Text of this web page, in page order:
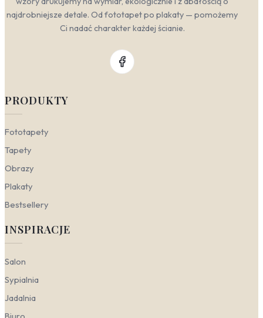
najdrobniejsze detale. Od fototapet po plakaty — pomożemy
Ci nadać charakter każdej ścianie.
PRODUKTY
Fototapety
Tapety
Obrazy
Plakaty
Bestsellery
INSPIRACJE
Salon
Sypialnia
Jadalnia